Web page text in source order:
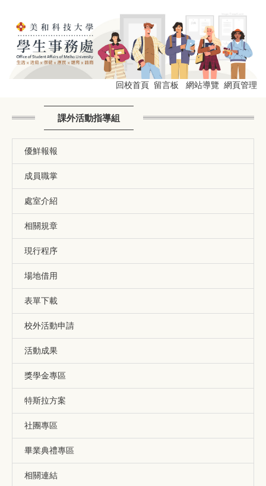
回校首頁 留言板 網站導覽 網頁管理
課外活動指導組
優鮮報報
成員職掌
處室介紹
相關規章
現行程序
場地借用
表單下載
校外活動申請
活動成果
獎學金專區
特斯拉方案
社團專區
畢業典禮專區
相關連結